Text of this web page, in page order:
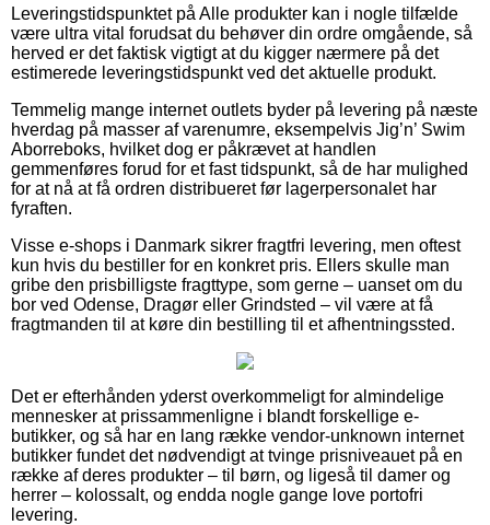
Leveringstidspunktet på Alle produkter kan i nogle tilfælde
være ultra vital forudsat du behøver din ordre omgående, så
herved er det faktisk vigtigt at du kigger nærmere på det
estimerede leveringstidspunkt ved det aktuelle produkt.
Temmelig mange internet outlets byder på levering på næste
hverdag på masser af varenumre, eksempelvis Jig’n’ Swim
Aborreboks, hvilket dog er påkrævet at handlen
gemmenføres forud for et fast tidspunkt, så de har mulighed
for at nå at få ordren distribueret før lagerpersonalet har
fyraften.
Visse e-shops i Danmark sikrer fragtfri levering, men oftest
kun hvis du bestiller for en konkret pris. Ellers skulle man
gribe den prisbilligste fragttype, som gerne – uanset om du
bor ved Odense, Dragør eller Grindsted – vil være at få
fragtmanden til at køre din bestilling til et afhentningssted.
Det er efterhånden yderst overkommeligt for almindelige
mennesker at prissammenligne i blandt forskellige e-
butikker, og så har en lang række vendor-unknown internet
butikker fundet det nødvendigt at tvinge prisniveauet på en
række af deres produkter – til børn, og ligeså til damer og
herrer – kolossalt, og endda nogle gange love portofri
levering.